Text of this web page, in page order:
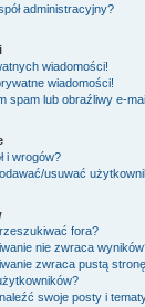
administracyjny?
wiadomości!
wiadomości!
spam lub obraźliwy e-
i wrogów?
usuwać
fora?
nie zwraca
zwraca pustą
swoje posty i